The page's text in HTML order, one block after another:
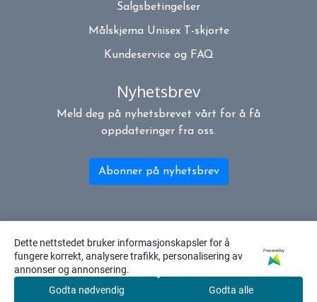
Salgsbetingelser
Målskjema Unisex T-skjorte
Kundeservice og FAQ
Nyhetsbrev
Meld deg på nyhetsbrevet vårt for å få
oppdateringer fra oss.
Abonner på nyhetsbrev
Dette nettstedet bruker informasjonskapsler for å
fungere korrekt, analysere trafikk, personalisering av
annonser og annonsering.
Powered by
Godta nødvendig Godta alle